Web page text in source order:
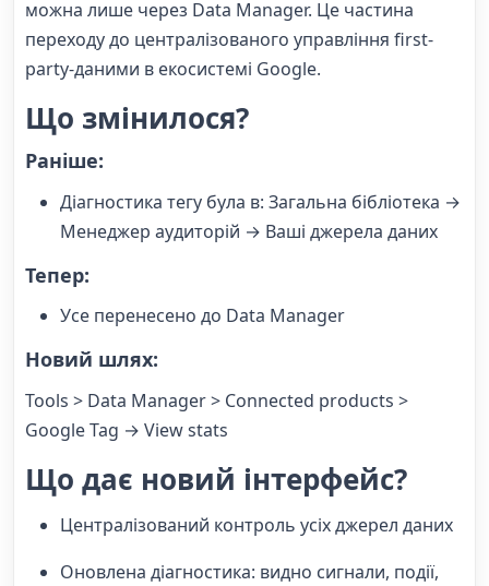
можна лише через Data Manager. Це частина
переходу до централізованого управління first-
party-даними в екосистемі Google.
Що змінилося?
Раніше:
Діагностика тегу була в: Загальна бібліотека →
Менеджер аудиторій → Ваші джерела даних
Тепер:
Усе перенесено до Data Manager
Новий шлях:
Tools > Data Manager > Connected products >
Google Tag → View stats
Що дає новий інтерфейс?
Централізований контроль усіх джерел даних
Оновлена діагностика: видно сигнали, події,